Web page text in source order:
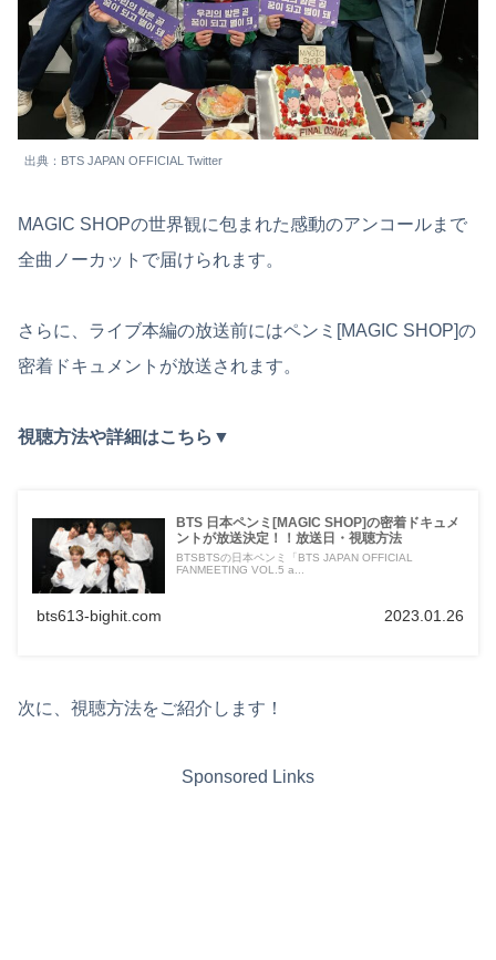
出典：BTS JAPAN OFFICIAL Twitter
MAGIC SHOPの世界観に包まれた感動のアンコールまで
全曲ノーカットで届けられます。
さらに、ライブ本編の放送前にはペンミ[MAGIC SHOP]の
密着ドキュメントが放送されます。
視聴方法や詳細はこちら▼
BTS 日本ペンミ[MAGIC SHOP]の密着ドキュメ
ントが放送決定！！放送日・視聴方法
BTSBTSの日本ペンミ「BTS JAPAN OFFICIAL
FANMEETING VOL.5 a...
bts613-bighit.com 2023.01.26
次に、視聴方法をご紹介します！
Sponsored Links